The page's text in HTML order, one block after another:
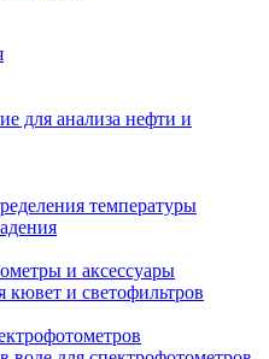
для анализа нефти и
температуры
и аксессуары
кювет и светофильтров